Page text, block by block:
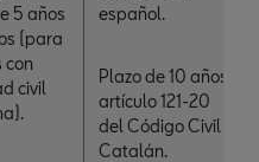
5 años
(para
con
civil
español.
Plazo de 10 años:
artículo 121-20
del Código Civil
Catalán.